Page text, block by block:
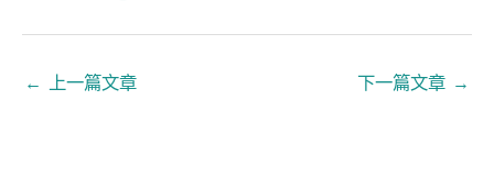
← 上一篇文章 下一篇文章 →